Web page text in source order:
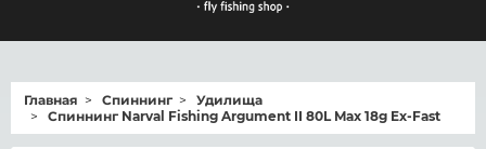
Главная Спиннинг
Удилища
Спиннинг Narval Fishing Argument II 80L Max 18g Ex-Fast